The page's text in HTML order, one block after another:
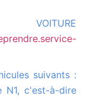
N1, c'est-à-dire